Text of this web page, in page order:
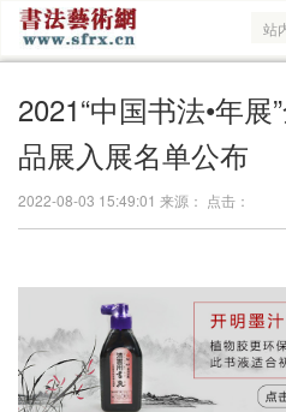
2021“中国书法•年
品展入展名单公布
2022-08-03 15:49:01 来源： 点击：